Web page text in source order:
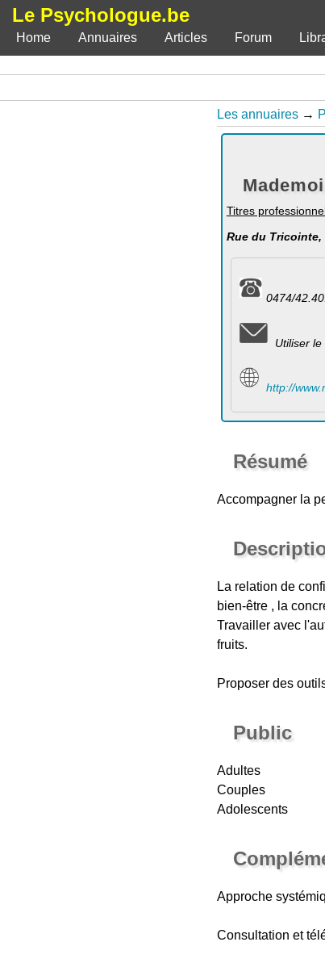
Le Psychologue.be
Home Annuaires Articles Forum
Les annuaires →
Titres
Rue du Tricointe,
0474/
Utiliser
http://
Résumé
Accompagner la
La relation de
bien-être , la
Travailler avec
fruits.
Proposer des
Public
Adultes
Couples
Adolescents
Approche
Consultation et